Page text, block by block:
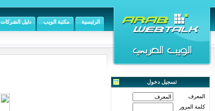
الرئيسية مكتبة الويب دليل الشركات
تسجيل دخول
المعرف
كلمة المرور